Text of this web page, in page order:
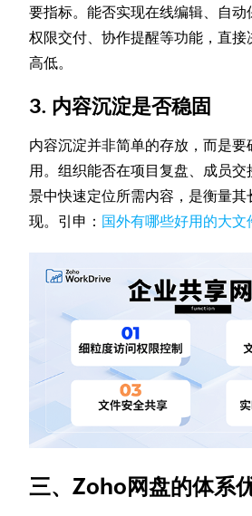
要指标。能否实现在线编辑、自动
权限交付、协作提醒等功能，直接
高低。
3. 内容沉淀是否稳固
内容沉淀并非简单的存放，而是要
用。组织能否在项目复盘、成员交
景中快速定位所需内容，是衡量
现。引申： 国外有哪些好用的大文
三、Zoho网盘的体系